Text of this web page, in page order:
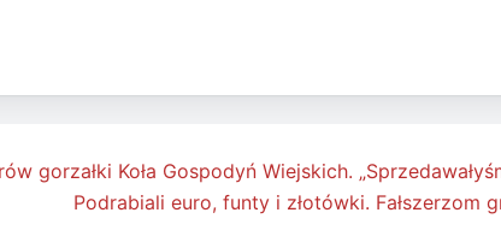
gorzałki Koła Gospodyń Wiejskich.
Podrabiali euro, funty i złotówki. Fałszerzom